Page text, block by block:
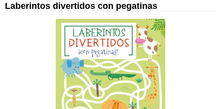
Laberintos divertidos con pegatinas